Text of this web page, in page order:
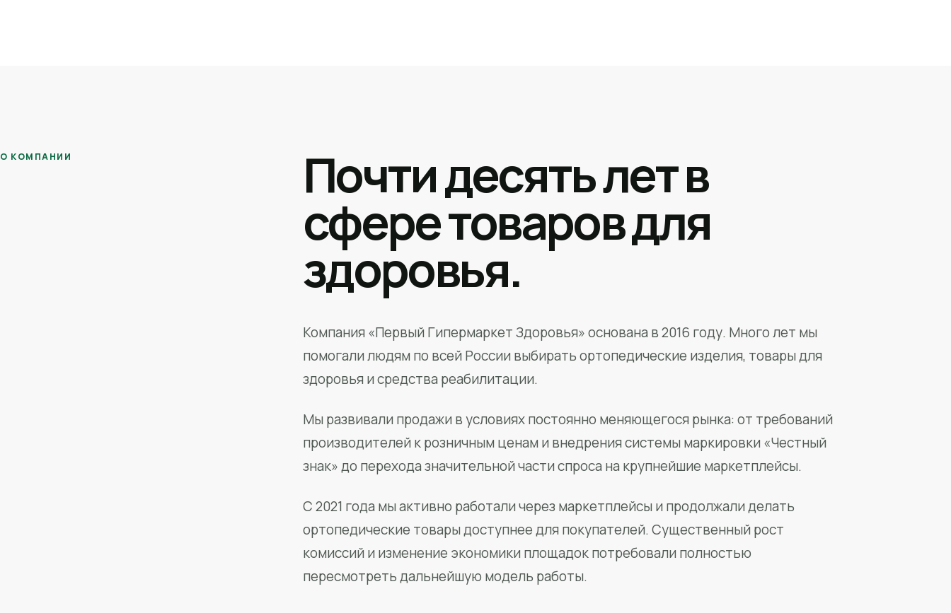
О КОМПАНИИ Почти десять лет в
сфере товаров для
здоровья.
Компания «Первый Гипермаркет Здоровья» основана в 2016 году. Много лет мы
помогали людям по всей России выбирать ортопедические изделия, товары для
здоровья и средства реабилитации.
Мы развивали продажи в условиях постоянно меняющегося рынка: от требований
производителей к розничным ценам и внедрения системы маркировки «Честный
знак» до перехода значительной части спроса на крупнейшие маркетплейсы.
С 2021 года мы активно работали через маркетплейсы и продолжали делать
ортопедические товары доступнее для покупателей. Существенный рост
комиссий и изменение экономики площадок потребовали полностью
пересмотреть дальнейшую модель работы.